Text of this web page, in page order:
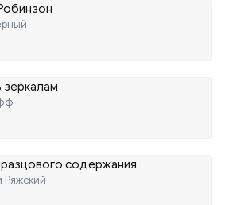
зеркалам
содержания
Ряжский